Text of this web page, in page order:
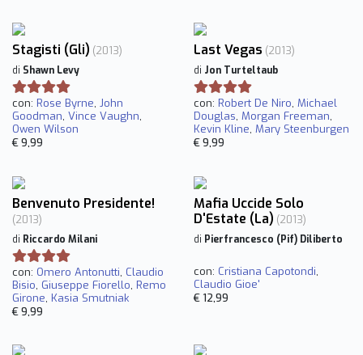
Stagisti (Gli) (2013)
di Shawn Levy
con: Rose Byrne, John
Goodman, Vince Vaughn,
Owen Wilson
€ 9,99
Last Vegas (2013)
di Jon Turteltaub
con: Robert De Niro, Michael
Douglas, Morgan Freeman,
Kevin Kline, Mary Steenburgen
€ 9,99
Benvenuto Presidente!
(2013)
di Riccardo Milani
con: Omero Antonutti, Claudio
Bisio, Giuseppe Fiorello, Remo
Girone, Kasia Smutniak
€ 9,99
Mafia Uccide Solo
D'Estate (La) (2013)
di Pierfrancesco (Pif) Diliberto
con: Cristiana Capotondi,
Claudio Gioe'
€ 12,99